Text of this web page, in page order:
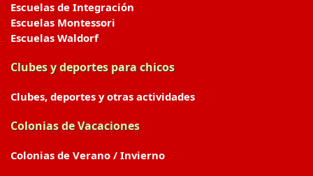
Escuelas de Integración
Escuelas Montessori
Escuelas Waldorf
Clubes y deportes para chicos
Clubes, deportes y otras actividades
Colonias de Vacaciones
Colonias de Verano / Invierno